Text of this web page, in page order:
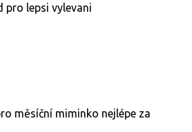
pro lepsi vylevani
měsíční miminko nejlépe za